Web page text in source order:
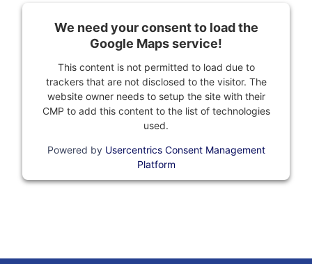
We need your consent to load the
Google Maps service!
This content is not permitted to load due to
trackers that are not disclosed to the visitor. The
website owner needs to setup the site with their
CMP to add this content to the list of technologies
used.
Powered by Usercentrics Consent Management
Platform